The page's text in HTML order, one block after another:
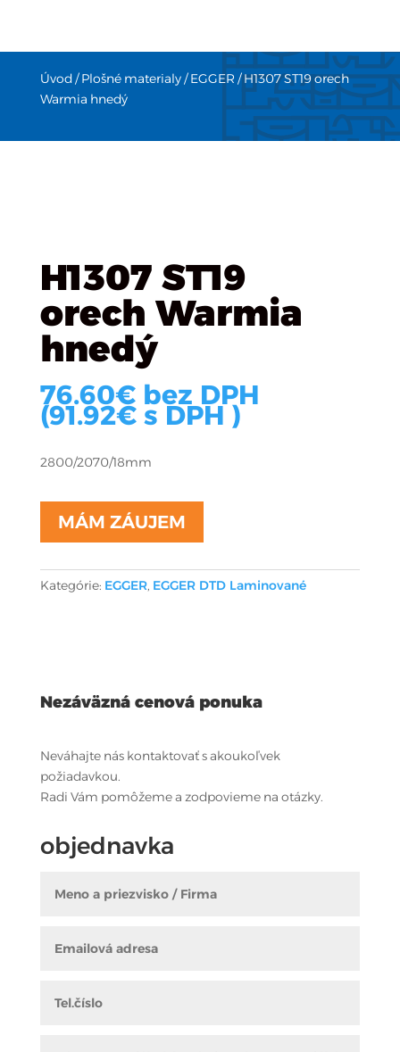
Úvod/Plošné materialy/EGGER / H1307 ST19 orech
Warmia hnedý
H1307 ST19
orech Warmia
hnedý
76.60€ bez DPH
(91.92€s DPH )
2800/2070/18mm
MÁM ZÁUJEM
Kategórie: EGGER, EGGER DTD Laminované
Nezáväzná cenová ponuka
Neváhajte nás kontaktovať s akoukoľvek
požiadavkou.
Radi Vám pomôžeme a zodpovieme na otázky.
objednavka